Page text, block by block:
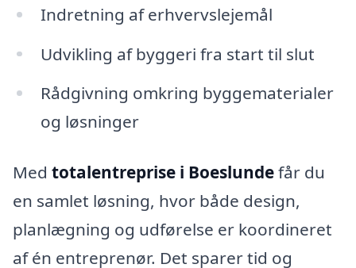
Indretning af erhvervslejemål
Udvikling af byggeri fra start til slut
Rådgivning omkring byggematerialer
og løsninger
Med totalentreprise i Boeslundefår du
en samlet løsning, hvor både design,
planlægning og udførelse er koordineret
af én entreprenør. Det sparer tid og